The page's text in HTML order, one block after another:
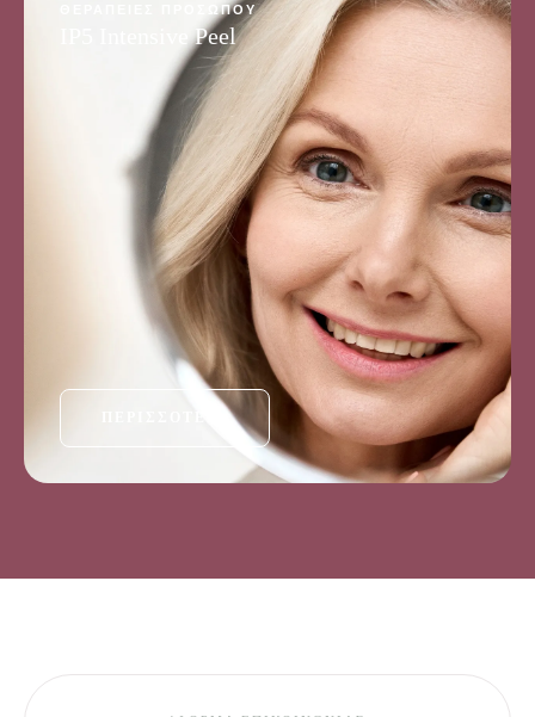
ΘΕΡΑΠΕΊΕΣ ΠΡΟΣΏΠΟΥ
IP5 Intensive Peel